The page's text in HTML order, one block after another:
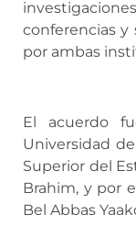
conferencias y
por ambas
El acuerdo
Universidad
Superior del
Brahim, y por
Bel Abbas